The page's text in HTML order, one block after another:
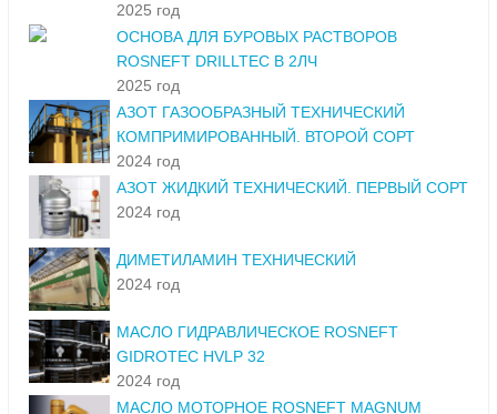
2025 год
ОСНОВА ДЛЯ БУРОВЫХ РАСТВОРОВ
ROSNEFT DRILLTEC В 2ЛЧ
2025 год
АЗОТ ГАЗООБРАЗНЫЙ ТЕХНИЧЕСКИЙ
КОМПРИМИРОВАННЫЙ. ВТОРОЙ СОРТ
2024 год
АЗОТ ЖИДКИЙ ТЕХНИЧЕСКИЙ. ПЕРВЫЙ СОРТ
2024 год
ДИМЕТИЛАМИН ТЕХНИЧЕСКИЙ
2024 год
МАСЛО ГИДРАВЛИЧЕСКОЕ ROSNEFT
GIDROTEC HVLP 32
2024 год
МАСЛО МОТОРНОЕ ROSNEFT MAGNUM